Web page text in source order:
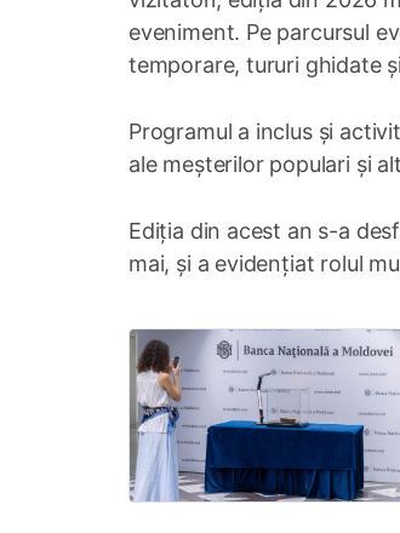
eveniment. Pe parcursul
temporare, tururi ghidate
Programul a inclus și
ale meșterilor populari și
Ediția din acest an s-a
mai, și a evidențiat rolul